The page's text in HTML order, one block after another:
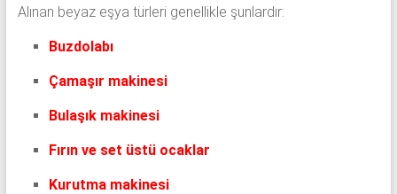
Alınan beyaz eşya türleri genellikle şunlardır:
Buzdolabı
Çamaşır makinesi
Bulaşık makinesi
Fırın ve set üstü ocaklar
Kurutma makinesi